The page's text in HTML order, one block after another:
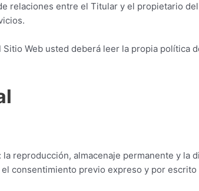
relaciones entre el Titular y el propietario
Web usted deberá leer la propia política
reproducción, almacenaje permanente y
consentimiento previo expreso y por escrito